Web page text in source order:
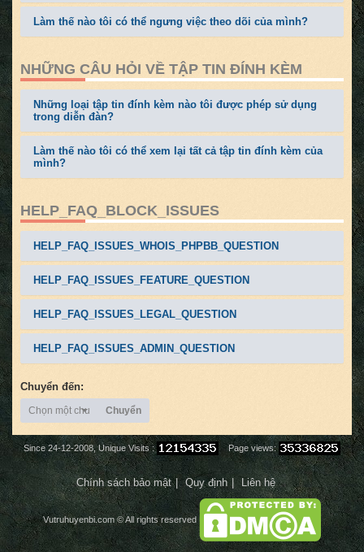
Làm thế nào tôi có thể ngưng việc theo dõi của mình?
NHỮNG CÂU HỎI VỀ TẬP TIN ĐÍNH KÈM
Những loại tập tin đính kèm nào tôi được phép sử dụng
trong diễn đàn?
Làm thế nào tôi có thể xem lại tất cả tập tin đính kèm của
mình?
HELP_FAQ_BLOCK_ISSUES
HELP_FAQ_ISSUES_WHOIS_PHPBB_QUESTION
HELP_FAQ_ISSUES_FEATURE_QUESTION
HELP_FAQ_ISSUES_LEGAL_QUESTION
HELP_FAQ_ISSUES_ADMIN_QUESTION
Chuyển đến:
Chọn một chuyên mục
Chuyển
Since 24-12-2008, Unique Visits : Page views:
Chính sách bảo mật Quy định Liên hệ
Vutruhuyenbi.com © All rights reserved